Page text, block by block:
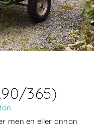
365)
men en eller annan